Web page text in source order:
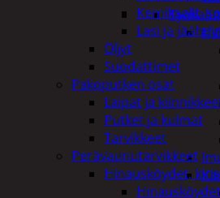
Työkalut
Kemikaalit,
Lasi ja
Öljyt
Suodattimet
Pakoputken osat
Laipat ja
Putket ja kulmat
Tarvikkeet
Perävaunutarvikkeet
Hinausköydet,
Hinausköydet